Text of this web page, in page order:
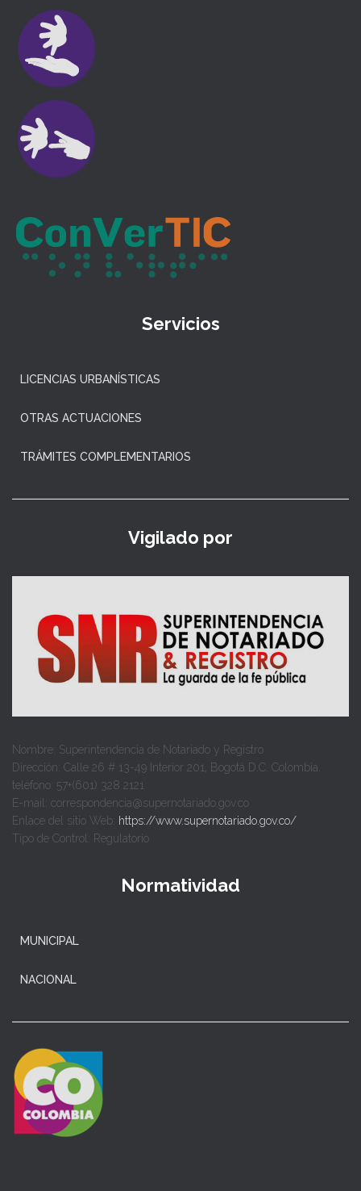
Servicios
LICENCIAS URBANÍSTICAS
OTRAS ACTUACIONES
TRÁMITES COMPLEMENTARIOS
Vigilado por
Nombre: Superintendencia de Notariado y Registro
Dirección: Calle 26 # 13-49 Interior 201, Bogotá D.C. Colombia.
teléfono: 57+(601) 328 2121
E-mail: correspondencia@supernotariado.gov.co
Enlace del sitio Web: https://www.supernotariado.gov.co/
Tipo de Control: Regulatorio
Normatividad
MUNICIPAL
NACIONAL